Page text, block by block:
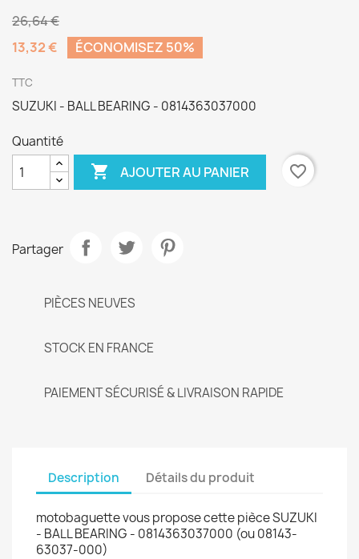
26,64 €
13,32 €
ÉCONOMISEZ 50%
TTC
SUZUKI - BALL BEARING - 0814363037000
Quantité
 AJOUTER AU PANIER favorite_border
Partager
PIÈCES NEUVES
STOCK EN FRANCE
PAIEMENT SÉCURISÉ & LIVRAISON RAPIDE
Description Détails du produit
motobaguette vous propose cette pièce SUZUKI
- BALL BEARING - 0814363037000 (ou 08143-
63037-000)